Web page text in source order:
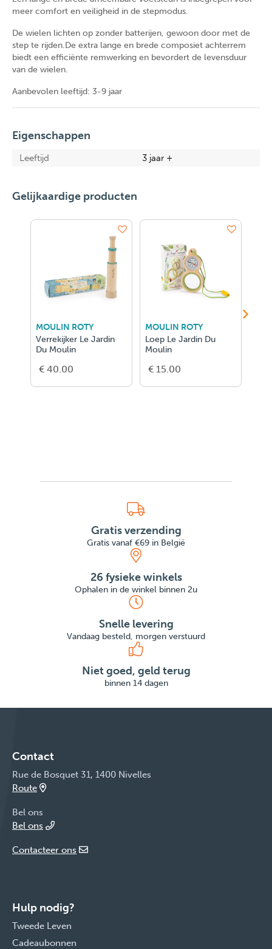
meer comfort en veiligheid in de stepmodus.
De wielen lichten op zonder batterijen, gewoon door met de
step te rijden.De extra lange en brede composiet achterrem
biedt een efficiënte remwerking en bevordert de levensduur
van de wielen.
Aanbevolen leeftijd: 3-9 jaar
Eigenschappen
Leeftijd 3 jaar +
Gelijkaardige producten
MOULIN ROTY
Verrekijker Le Jardin
Du Moulin
€ 40.00
MOULIN ROTY
Loep Le Jardin Du
Moulin
€ 15.00
Gratis verzending
Gratis vanaf €69 in België
26 fysieke winkels
Ophalen in de winkel binnen 2u
Snelle levering
Vandaag besteld, morgen verstuurd
Niet goed, geld terug
binnen 14 dagen
Contact
Rue de Bosquet 31, 1400 Nivelles
Route
Bel ons
Bel ons
Contacteer ons
Hulp nodig?
Tweede Leven
Cadeaubonnen